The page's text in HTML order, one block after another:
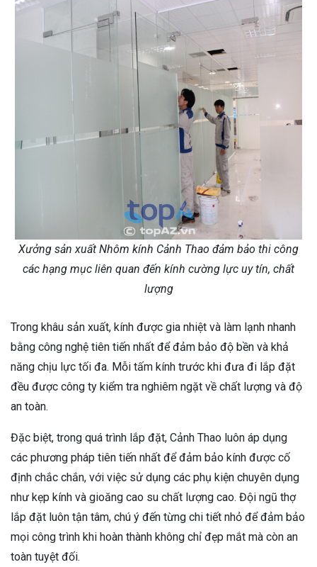
Xưởng sản xuất Nhôm kính Cảnh Thao đảm bảo thi công
các hạng mục liên quan đến kính cường lực uy tín, chất
lượng
Trong khâu sản xuất, kính được gia nhiệt và làm lạnh nhanh
bằng công nghệ tiên tiến nhất để đảm bảo độ bền và khả
năng chịu lực tối đa. Mỗi tấm kính trước khi đưa đi lắp đặt
đều được công ty kiểm tra nghiêm ngặt về chất lượng và độ
an toàn.
Đặc biệt, trong quá trình lắp đặt, Cảnh Thao luôn áp dụng
các phương pháp tiên tiến nhất để đảm bảo kính được cố
định chắc chắn, với việc sử dụng các phụ kiện chuyên dụng
như kẹp kính và gioăng cao su chất lượng cao. Đội ngũ thợ
lắp đặt luôn tận tâm, chú ý đến từng chi tiết nhỏ để đảm bảo
mọi công trình khi hoàn thành không chỉ đẹp mắt mà còn an
toàn tuyệt đối.